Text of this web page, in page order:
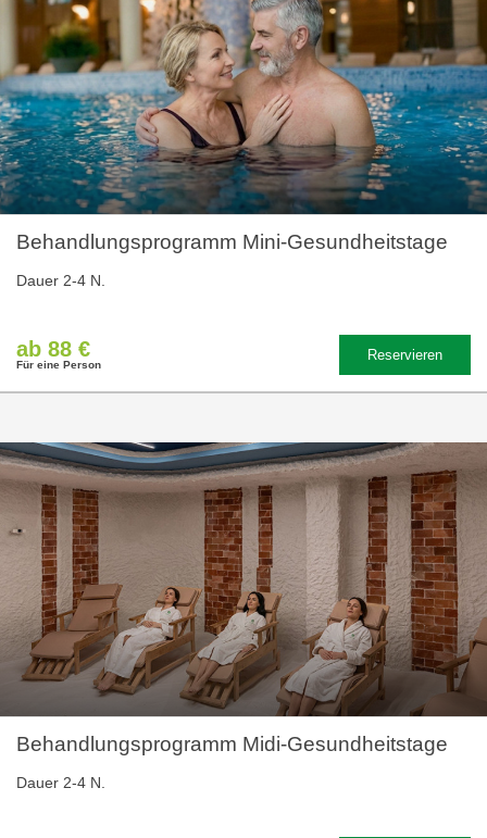
Behandlungsprogramm Mini-Gesundheitstage
Dauer 2-4 N.
ab 88 €
Für eine Person
Reservieren
Behandlungsprogramm Midi-Gesundheitstage
Dauer 2-4 N.